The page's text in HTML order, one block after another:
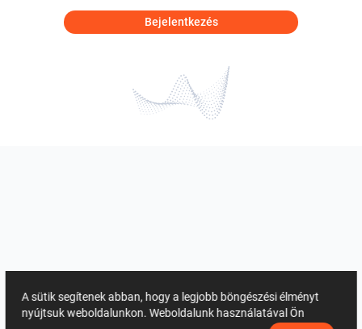
Bejelentkezés
A sütik segítenek abban, hogy a legjobb böngészési élményt
nyújtsuk weboldalunkon. Weboldalunk használatával Ön